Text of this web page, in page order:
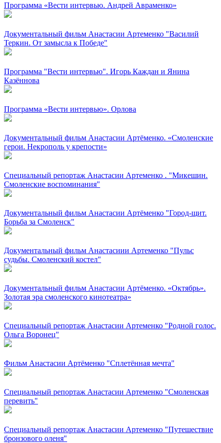
Программа «Вести интервью. Андрей Авраменко»
Документальный фильм Анастасии Артеменко "Василий
Теркин. От замысла к Победе"
Программа "Вести интервью". Игорь Каждан и Янина
Казённова
Программа «Вести интервью». Орлова
Документальный фильм Анастасии Артёменко. «Смоленские
герои. Некрополь у крепости»
Специальный репортаж Анастасии Артеменко . "Микешин.
Смоленские воспоминания"
Документальный фильм Анастасии Артёменко "Город-щит.
Борьба за Смоленск"
Документальный фильм Анастасиии Артеменко "Пульс
судьбы. Смоленский костел"
Документальный фильм Анастасии Артёменко. «Октябрь».
Золотая эра смоленского кинотеатра»
Специальный репортаж Анастасии Артеменко "Родной голос.
Ольга Воронец"
Фильм Анастасии Артёменко "Сплетённая мечта"
Специальный репортаж Анастасии Артеменко "Смоленская
перевить"
Специальный репортаж Анастасии Артеменко "Путешествие
бронзового оленя"